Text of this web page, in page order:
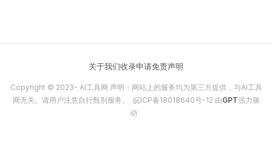
关于我们收录申请免责声明
Copyright © 2023- AI工具网 声明：网站上的服务均为第三方提供，与AI工具
网无关。请用户注意自行甄别服务。 皖ICP备18018640号-12 由GPT强力驱
动